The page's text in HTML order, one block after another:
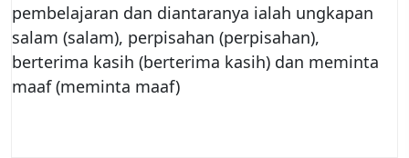
pembelajaran dan diantaranya ialah ungkapan
salam (salam), perpisahan (perpisahan),
berterima kasih (berterima kasih) dan meminta
maaf (meminta maaf)